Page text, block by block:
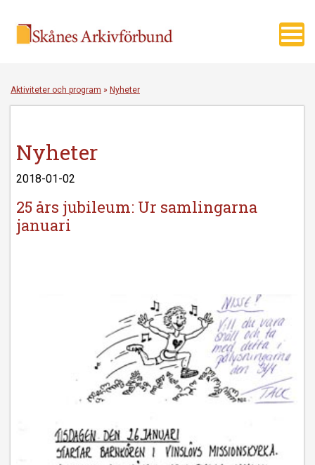
Aktiviteter och program » Nyheter
Nyheter
2018-01-02
25 års jubileum: Ur samlingarna
januari